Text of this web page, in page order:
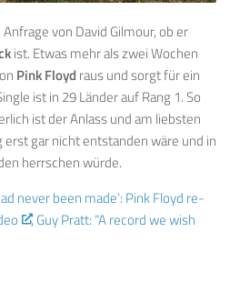
von David Gilmour, ob er
ist. Etwas mehr als zwei Wochen
Pink Floyd raus und sorgt für ein
ist in 29 Länder auf Rang 1. So
ist der Anlass und am liebsten
gar nicht entstanden wäre und in
herrschen würde.
never been made’: Pink Floyd re-
, Guy Pratt: “A record we wish